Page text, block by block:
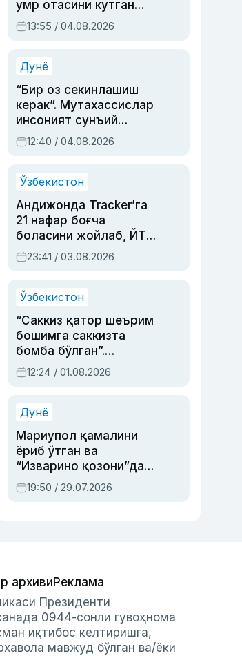
умр отасини кутган
актриса ва дубльяж
устаси Римма
синовларга тўла ҳаёти
13:55 / 04.08.2026
Дунё
“Бир оз секинлашиш
керак”. Мутахассислар
инсоният сунъий
интеллектни бошқара
олмай қолишидан
12:40 / 04.08.2026
Ўзбекистон
Андижонда Tracker’га
21 нафар боғча
боласини жойлаб, ЙТҲ
содир этган аёлга суд
ҳукми ўқилди
23:41 / 03.08.2026
Ўзбекистон
“Саккиз қатор шеърим
бошимга саккизта
бомба бўлган”.
Абдулла Ориповни
сиёсий айбловлардан
12:24 / 01.08.2026
Дунё
Мариупол қамалини
ёриб ўтган ва
“Изварино қозони”дан
чиққан қаҳрамон —
Украина армияси бош
19:50 / 29.07.2026
архивиРеклама
Президенти
0944-сонли гувоҳнома
иқтибос келтиришга,
мавжуд бўлган ва/ёки